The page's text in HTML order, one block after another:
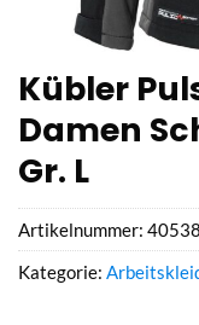
Kübler
Damen
Gr. L
Artikelnummer:
Kategorie: